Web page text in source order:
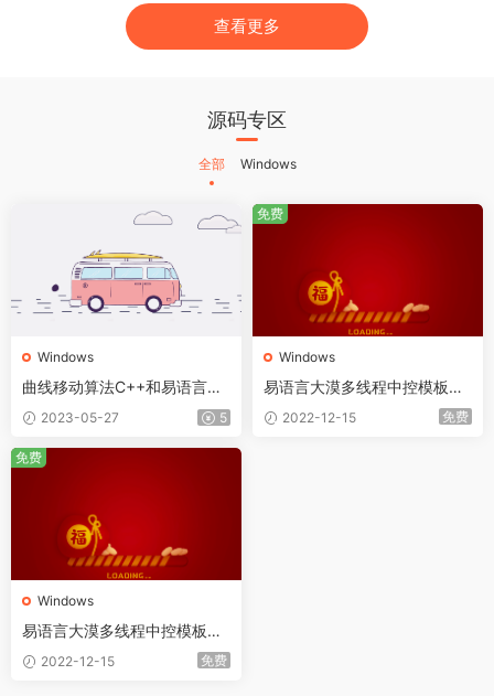
查看更多
源码专区
全部 Windows
Windows
曲线移动算法C++和易语言通
用 2023-05-27 5
Windows
易语言大漠多线程中控模板英
文版2022-12-15 免费
免费
Windows
易语言大漠多线程中控模板中
文版2022-12-15 免费
免费